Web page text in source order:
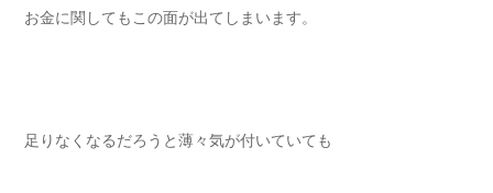
お金に関してもこの面が出てしまいます。
足りなくなるだろうと薄々気が付いていても